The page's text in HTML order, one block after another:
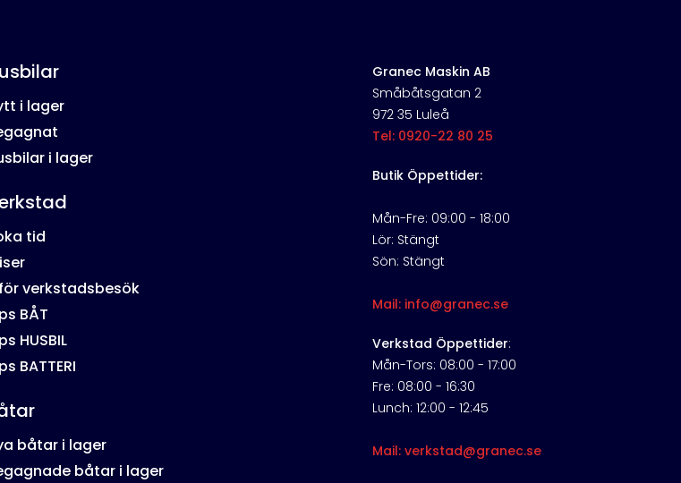
i lager
i lager
tid
verkstadsbesök
BÅT
HUSBIL
BATTERI
båtar i lager
båtar i lager
Granec Maskin AB
Småbåtsgatan 2
972 35 Luleå
Tel: 0920-22 80 25
Butik Öppettider:
Mån-Fre: 09:00 - 18:00
Lör: Stängt
Sön: Stängt
Mail: info@granec.se
Verkstad Öppettider:
Mån-Tors: 08:00 - 17:00
Fre: 08:00 - 16:30
Lunch: 12:00 - 12:45
Mail: verkstad@granec.se